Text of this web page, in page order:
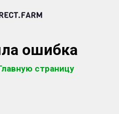
ошибка
страницу